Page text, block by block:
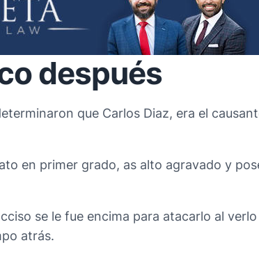
después
que Carlos Diaz, era el
en primer grado, as alto agravado y
se le fue encima para atacarlo al
atrás.